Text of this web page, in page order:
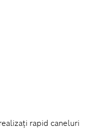
rapid caneluri